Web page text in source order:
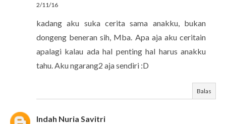
2/11/16
kadang aku suka cerita sama anakku, bukan
dongeng beneran sih, Mba. Apa aja aku ceritain
apalagi kalau ada hal penting hal harus anakku
tahu. Aku ngarang2 aja sendiri :D
Balas
Indah Nuria Savitri